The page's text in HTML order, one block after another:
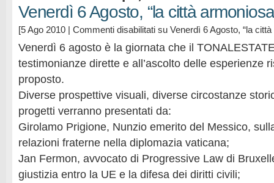
Venerdì 6 Agosto, “la città
[5 Ago 2010 | Commenti disabilitati su Venerdì 6 Agosto, “la città
Venerdì 6 agosto è la giornata che il
testimonianze dirette e all’ascolto delle esperienze
proposto.
Diverse prospettive visuali, diverse circostanze
progetti verranno presentati da:
Girolamo Prigione, Nunzio emerito del Messico,
relazioni fraterne nella diplomazia vaticana;
Jan Fermon, avvocato di Progressive Law di
giustizia entro la UE e la difesa dei diritti civili;